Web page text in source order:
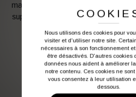
marquage. Elle sera à votre service
support en fonction des contraintes
Vous souhaitez avoir plus
Nous utilisons des cookies pour
visiter et d'utiliser notre site.
nécessaires à son fonctionnement
être désactivés. D'autres cookies
données nous aident à améliorer
notre contenu. Ces cookies ne
vous consentez à leur utilisation
dessous.